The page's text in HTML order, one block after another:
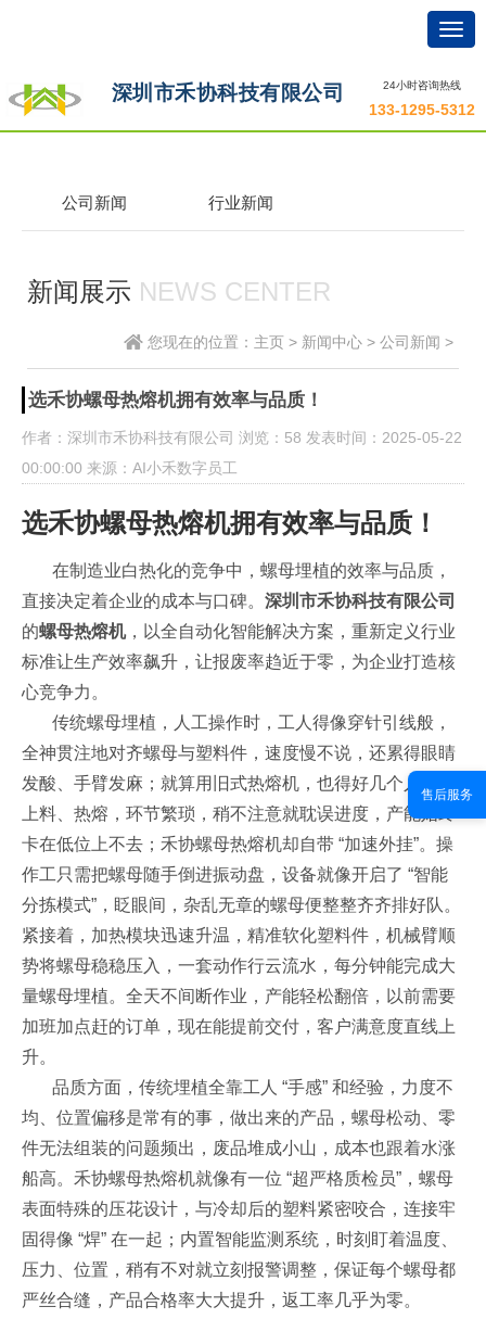
深圳市禾协科技有限公司 24小时咨询热线
133-1295-5312
公司新闻 行业新闻
新闻展示 NEWS CENTER
您现在的位置： 主页 > 新闻中心 > 公司新闻 >
选禾协螺母热熔机拥有效率与品质！
作者：深圳市禾协科技有限公司 浏览 ：58 发表时间：2025-05-22
00:00:00 来源：AI小禾数字员工
选禾协螺母热熔机拥有效率与品质！
在制造业白热化的竞争中，螺母埋植的效率与品质，
直接决定着企业的成本与口碑。 深圳市禾协科技有限公司
的螺母热熔机，以全自动化智能解决方案，重新定义行业
标准让生产效率飙升，让报废率趋近于零，为企业打造核
心竞争力。
传统螺母埋植，人工操作时，工人得像穿针引线般，
全神贯注地对齐螺母与塑料件，速度慢不说，还累得眼睛
发酸、手臂发麻；就算用旧式热熔机，也得好几个人围着
上料、热熔，环节繁琐，稍不注意就耽误进度，产能始终
卡在低位上不去 ； 禾协螺母热熔机却自带 “加速外挂”。操
作工只需把螺母随手倒进振动盘，设备就像开启了 “智能
分拣模式” ，眨眼间，杂乱无章的螺母便整整齐齐排好队。
紧接着，加热模块迅速升温，精准软化塑料件，机械臂顺
势将螺母稳稳压入，一套动作行云流水，每分钟能完成大
量螺母埋植。全天不间断作业，产能轻松翻倍，以前需要
加班加点赶的订单，现在能提前交付，客户满意度直线上
升。
品质方面，传统埋植全靠工人 “手感” 和经验，力度不
均、位置偏移是常有的事，做出来的产品，螺母松动、零
件无法组装的问题频出，废品堆成小山，成本也跟着水涨
船高。禾协螺母热熔机就像有一位 “超严格质检员” ，螺母
表面特殊的压花设计，与冷却后的塑料紧密咬合，连接牢
固得像 “焊” 在一起；内置智能监测系统，时刻盯着温度、
压力、位置，稍有不对就立刻报警调整，保证每个螺母都
严丝合缝，产品合格率大大提升，返工率几乎为零。
售后服务